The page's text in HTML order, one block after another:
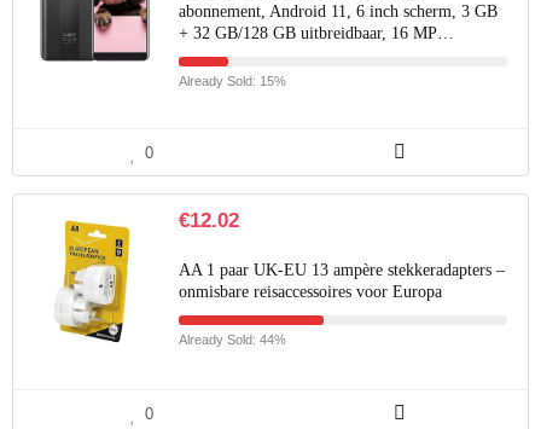
abonnement, Android 11, 6 inch scherm, 3 GB
+ 32 GB/128 GB uitbreidbaar, 16 MP…
Already Sold: 15%
0
€12.02
AA 1 paar UK-EU 13 ampère stekkeradapters –
onmisbare reisaccessoires voor Europa
Already Sold: 44%
0